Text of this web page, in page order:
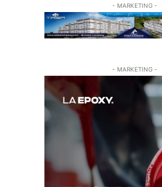
- MARKETING -
- MARKETING -